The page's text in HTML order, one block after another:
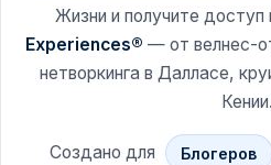
Жизни и получите
Experiences® — от велнес-
нетворкинга в Далласе,
Кении.
Создано для Блогеров